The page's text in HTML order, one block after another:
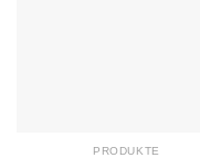
PRODUKTE